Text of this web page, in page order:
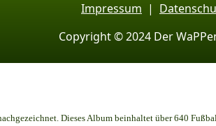
Impressum |
Copyright © 2024 Der
Dieses Album beinhaltet über 640